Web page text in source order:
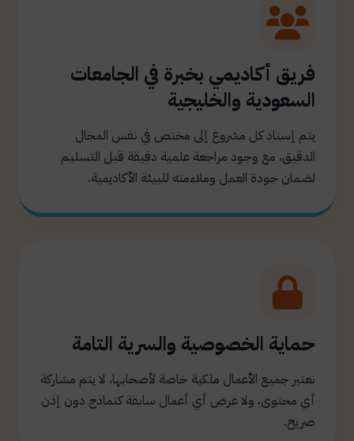
فريق أكاديمي بخبرة في الجامعات
السعودية والخليجية
يتم إسناد كل مشروع إلى مختص في نفس المجال
الدقيق، مع وجود مراجعة علمية دقيقة قبل التسليم
لضمان جودة العمل وملاءمته للبيئة الأكاديمية.
حماية الخصوصية والسرية التامة
نعتبر جميع الأعمال ملكية خاصة لأصحابها، لا يتم مشاركة
أي محتوى، ولا عرض أي أعمال سابقة كنماذج دون إذن
صريح.